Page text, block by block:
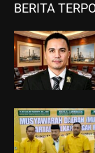
BERITA